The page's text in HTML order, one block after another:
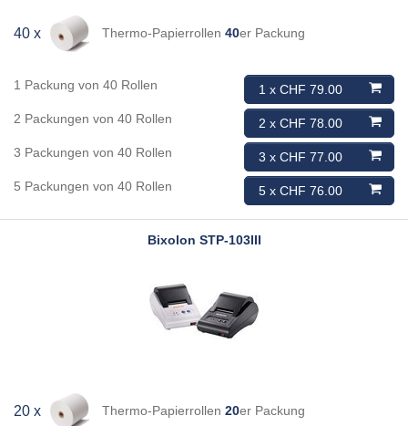
40 x Thermo-Papierrollen 40er Packung
1 x CHF 79.00
1 Packung von 40 Rollen
2 x CHF 78.00
2 Packungen von 40 Rollen
3 x CHF 77.00
3 Packungen von 40 Rollen
5 x CHF 76.00
5 Packungen von 40 Rollen
Bixolon STP-103III
20 x Thermo-Papierrollen 20er Packung